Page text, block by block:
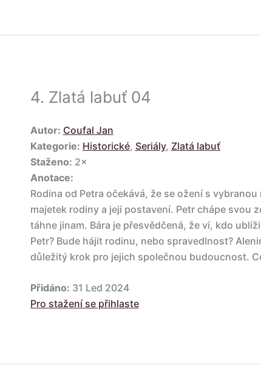
4. Zlatá labuť 04
Autor: Coufal Jan
Kategorie: Historické, Seriály, Zlatá labuť
Staženo: 2×
Anotace:
Rodina od Petra očekává, že se ožení s
majetek rodiny a její postavení. Petr chápe svou
táhne jinam. Bára je přesvědčená, že ví, kdo
Petr? Bude hájit rodinu, nebo spravedlnost?
důležitý krok pro jejich společnou budoucnost.
Přidáno: 31 Led 2024
Pro stažení se přihlaste